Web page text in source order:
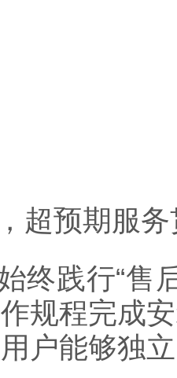
超预期服
终践行“售
规程完成
户能够独